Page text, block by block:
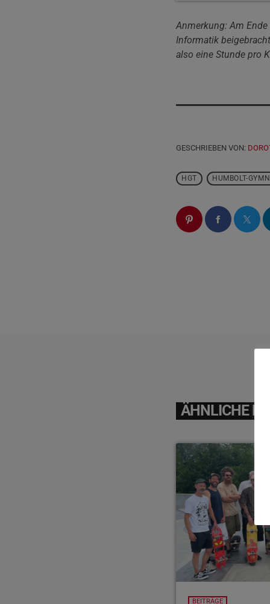
Anmerkung: Am
Informatik
also eine Stunde pro
GESCHRIEBEN VON:
HGT HUMBOLT-
ÄHNLICHE
BEITRÄGE